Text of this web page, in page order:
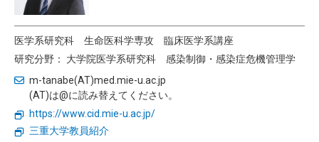
医学系研究科 生命医科学専攻
臨床医学系講座
研究分野： 大学院医学系研究科 感染制御・感染症危機管理学
m-tanabe(AT)med.mie-u.ac.jp
(AT)は@に読み替えてください。
https://www.cid.mie-u.ac.jp/
三重大学教員紹介
機械・電気電子・化学工業
DX ナノテク・材料
土木・建築・防災
生物・生態